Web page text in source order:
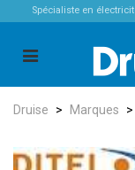
Spécialiste en
Druise > Marques >